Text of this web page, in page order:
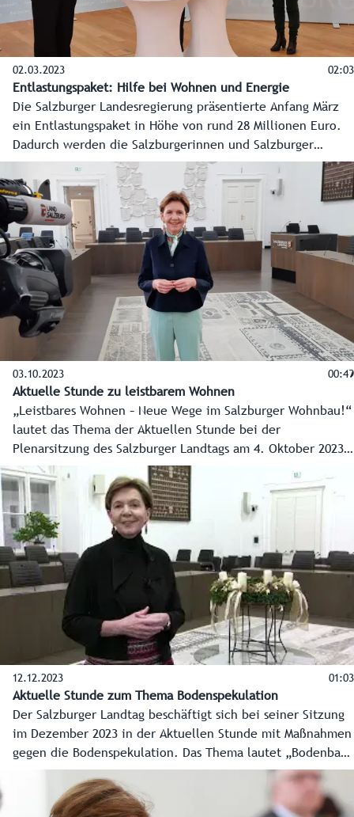
02.03.2023 02:03
Entlastungspaket: Hilfe bei Wohnen und Energie
Die Salzburger Landesregierung präsentierte Anfang März
ein Entlastungspaket in Höhe von rund 28 Millionen Euro.
Dadurch werden die Salzburgerinnen und Salzburger
besonders in den Bereichen Wohnen und Energie
unterstützt.
03.10.2023 00:49
Aktuelle Stunde zu leistbarem Wohnen
„Leistbares Wohnen – Neue Wege im Salzburger Wohnbau!“
lautet das Thema der Aktuellen Stunde bei der
Plenarsitzung des Salzburger Landtags am 4. Oktober 2023.
Landtagspräsidentin Brigitta Pallauf erklärt im Video die
Schwerpunktthemen Wohnen, Teuerung, Bodenverbrauch
und den Bundesheizkostenzuschuss in der
parlamentarischen Arbeit.
12.12.2023 01:03
Aktuelle Stunde zum Thema Bodenspekulation
Der Salzburger Landtag beschäftigt sich bei seiner Sitzung
im Dezember 2023 in der Aktuellen Stunde mit Maßnahmen
gegen die Bodenspekulation. Das Thema lautet „Bodenbank
oder Papiertiger? – Landinvest und was es braucht, um
Bodenspekulation zu stoppen“, eingebracht von der KPÖ
PLUS. Landtagspräsidentin Brigitta Pallauf informiert über